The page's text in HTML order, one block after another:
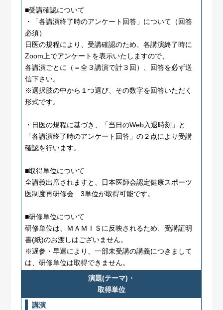
■受講確認について
・「各講演終了時のアンケート回答」について（回答
必須）
日医の規程により、受講確認のため、各講演終了時に
Zoom上でアンケートを表示いたしますので、
各講演ごとに（＝全３講演で計３回）、回答を必ず送
信下さい。
※選択肢の中から１つ選び、その数字を回答いただく
形式です。
・日医の規程に基づき、「当日のWeb入退時刻」と
「各講演終了時のアンケート回答」の２点により受講
確認を行います。
■取得単位について
全講義出席されますと、日本医師会認定健康スポーツ
医制度再研修会 3単位が取得可能です。
■研修単位について
研修単位は、ＭＡＭＩＳに反映されるため、受講証明
書(紙)のお渡しはございません。
※遅参・早退により、一部未受講の講義につきまして
は、研修単位は取得できません。
演題(テーマ)・
取得単位
講演